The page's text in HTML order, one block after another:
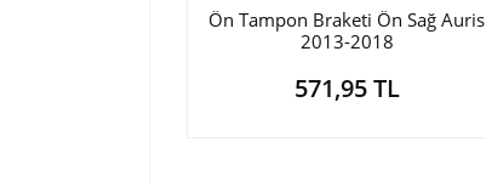
Ön Tampon Braketi Ön Sağ Auris
2013-2018
571,95 TL